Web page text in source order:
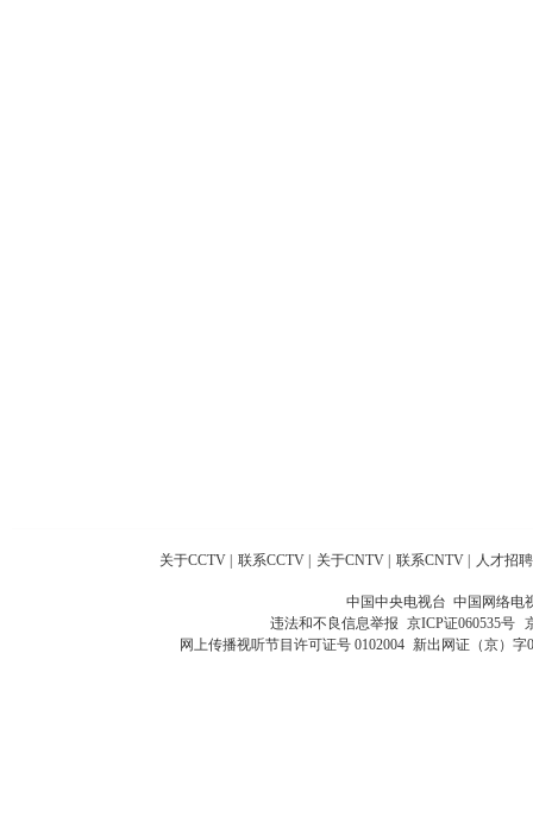
关于CCTV 联系CCTV 关于CNTV 联系CNTV 人才招聘
中国中央电视台 中国网络电
违法和不良信息举报 京ICP证060535号
网上传播视听节目许可证号 0102004 新出网证（京）